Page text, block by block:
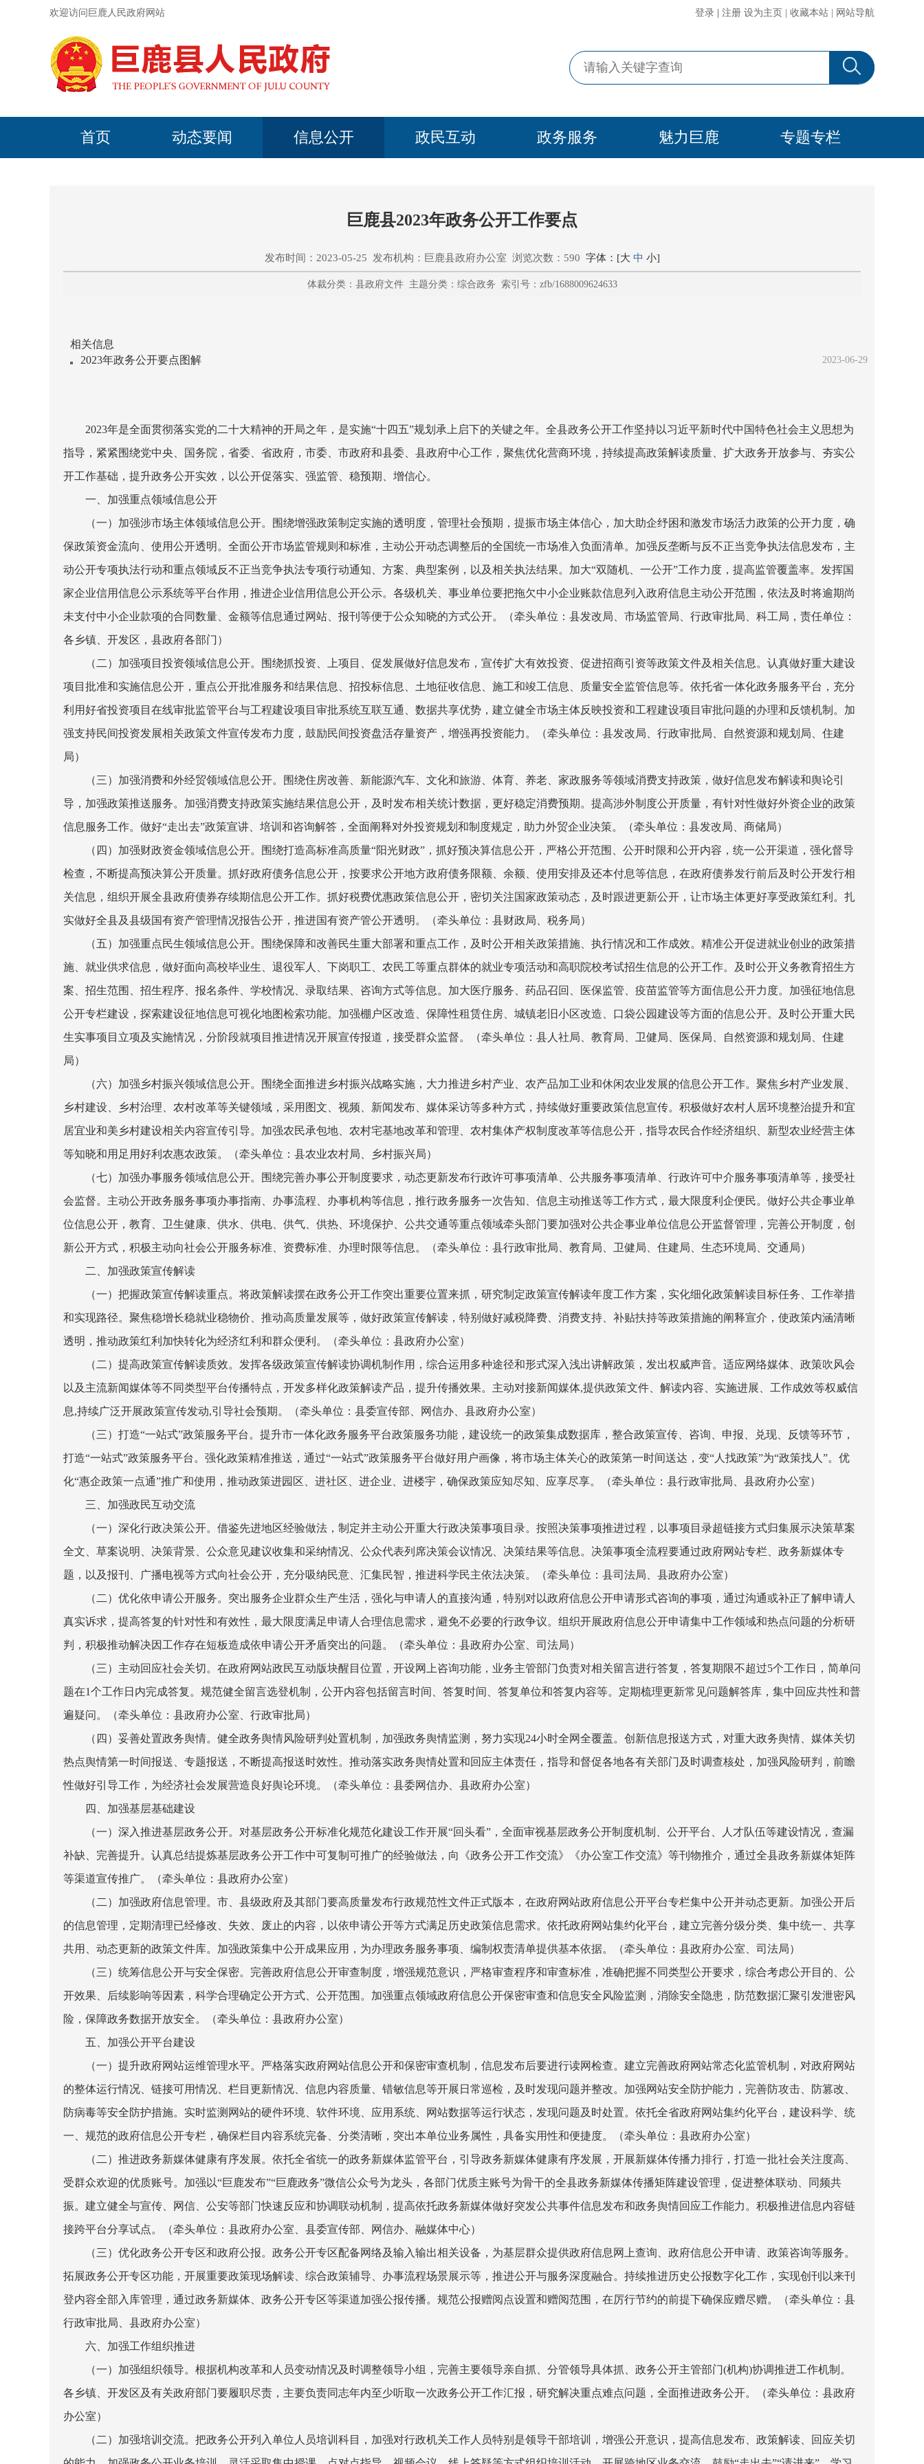
欢迎访问巨鹿人民政府网站 登录 注册 设为主页 收藏本站 网站导航
首页 动态要闻 信息公开 政民互动 政务服务 魅力巨鹿 专题专栏
巨鹿县2023年政务公开工作要点
发布时间：2023-05-25 发布机构：巨鹿县政府办公室 浏览次数：590 字体：[大 中 小]
体裁分类：县政府文件 主题分类：综合政务 索引号：zfb/1688009624633
相关信息
2023年政务公开要点图解
2023-06-29
2023年是全面贯彻落实党的二十大精神的开局之年，是实施“十四五”规划承上启下的关键之年。全县政务公开工作坚持以习近平新时代中国特色社会主义思想为
指导，紧紧围绕党中央、国务院，省委、省政府，市委、市政府和县委、县政府中心工作，聚焦优化营商环境，持续提高政策解读质量、扩大政务开放参与、夯实公
开工作基础，提升政务公开实效，以公开促落实、强监管、稳预期、增信心。
一、加强重点领域信息公开
（一）加强涉市场主体领域信息公开。
围绕增强政策制定实施的透明度，管理社会预期，提振市场主体信心，加大助企纾困和激发市场活力政策的公开力度，确
保政策资金流向、使用公开透明。全面公开市场监管规则和标准，主动公开动态调整后的全国统一市场准入负面清单。加强反垄断与反不正当竞争执法信息发布，主
动公开专项执法行动和重点领域反不正当竞争执法专项行动通知、方案、典型案例，以及相关执法结果。加大“双随机、一公开”工作力度，提高监管覆盖率。发挥国
家企业信用信息公示系统等平台作用，推进企业信用信息公开公示。各级机关、事业单位要把拖欠中小企业账款信息列入政府信息主动公开范围，依法及时将逾期尚
未支付中小企业款项的合同数量、金额等信息通过网站、报刊等便于公众知晓的方式公开。
（牵头单位：县发改局、市场监管局、行政审批局、科工局，责任单位：
各乡镇、开发区，县政府各部门）
（二）加强项目投资领域信息公开。
围绕抓投资、上项目、促发展做好信息发布，宣传扩大有效投资、促进招商引资等政策文件及相关信息。认真做好重大建设
项目批准和实施信息公开，重点公开批准服务和结果信息、招投标信息、土地征收信息、施工和竣工信息、质量安全监管信息等。依托省一体化政务服务平台，充分
利用好省投资项目在线审批监管平台与工程建设项目审批系统互联互通、数据共享优势，建立健全市场主体反映投资和工程建设项目审批问题的办理和反馈机制。加
强支持民间投资发展相关政策文件宣传发布力度，鼓励民间投资盘活存量资产，增强再投资能力。
（牵头单位：县发改局、行政审批局、自然资源和规划局、住建
局）
（三）加强消费和外经贸领域信息公开。
围绕住房改善、新能源汽车、文化和旅游、体育、养老、家政服务等领域消费支持政策，做好信息发布解读和舆论引
导，加强政策推送服务。加强消费支持政策实施结果信息公开，及时发布相关统计数据，更好稳定消费预期。提高涉外制度公开质量，有针对性做好外资企业的政策
信息服务工作。做好“走出去”政策宣讲、培训和咨询解答，全面阐释对外投资规划和制度规定，助力外贸企业决策。
（牵头单位：县发改局、商储局）
（四）加强财政资金领域信息公开。
围绕打造高标准高质量“阳光财政”，抓好预决算信息公开，严格公开范围、公开时限和公开内容，统一公开渠道，强化督导
检查，不断提高预决算公开质量。抓好政府债务信息公开，按要求公开地方政府债务限额、余额、使用安排及还本付息等信息，在政府债券发行前后及时公开发行相
关信息，组织开展全县政府债券存续期信息公开工作。抓好税费优惠政策信息公开，密切关注国家政策动态，及时跟进更新公开，让市场主体更好享受政策红利。扎
实做好全县及县级国有资产管理情况报告公开，推进国有资产管公开透明。
（牵头单位：县财政局、税务局）
（五）加强重点民生领域信息公开。
围绕保障和改善民生重大部署和重点工作，及时公开相关政策措施、执行情况和工作成效。精准公开促进就业创业的政策措
施、就业供求信息，做好面向高校毕业生、退役军人、下岗职工、农民工等重点群体的就业专项活动和高职院校考试招生信息的公开工作。及时公开义务教育招生方
案、招生范围、招生程序、报名条件、学校情况、录取结果、咨询方式等信息。加大医疗服务、药品召回、医保监管、疫苗监管等方面信息公开力度。加强征地信息
公开专栏建设，探索建设征地信息可视化地图检索功能。加强棚户区改造、保障性租赁住房、城镇老旧小区改造、口袋公园建设等方面的信息公开。及时公开重大民
生实事项目立项及实施情况，分阶段就项目推进情况开展宣传报道，接受群众监督。
（牵头单位：县人社局、教育局、卫健局、医保局、自然资源和规划局、住建
局）
（六）加强乡村振兴领域信息公开。
围绕全面推进乡村振兴战略实施，大力推进乡村产业、农产品加工业和休闲农业发展的信息公开工作。聚焦乡村产业发展、
乡村建设、乡村治理、农村改革等关键领域，采用图文、视频、新闻发布、媒体采访等多种方式，持续做好重要政策信息宣传。积极做好农村人居环境整治提升和宜
居宜业和美乡村建设相关内容宣传引导。加强农民承包地、农村宅基地改革和管理、农村集体产权制度改革等信息公开，指导农民合作经济组织、新型农业经营主体
等知晓和用足用好利农惠农政策。
（牵头单位：县农业农村局、乡村振兴局）
（七）加强办事服务领域信息公开。
围绕完善办事公开制度要求，动态更新发布行政许可事项清单、公共服务事项清单、行政许可中介服务事项清单等，接受社
会监督。主动公开政务服务事项办事指南、办事流程、办事机构等信息，推行政务服务一次告知、信息主动推送等工作方式，最大限度利企便民。做好公共企事业单
位信息公开，教育、卫生健康、供水、供电、供气、供热、环境保护、公共交通等重点领域牵头部门要加强对公共企事业单位信息公开监督管理，完善公开制度，创
新公开方式，积极主动向社会公开服务标准、资费标准、办理时限等信息。
（牵头单位：县行政审批局、教育局、卫健局、住建局、生态环境局、交通局）
二、加强政策宣传解读
（一）把握政策宣传解读重点。 将政策解读摆在政务公开工作突出重要位置来抓，研究制定政策宣传解读年度工作方案，实化细化政策解读目标任务、工作举措
和实现路径。聚焦稳增长稳就业稳物价、推动高质量发展等，做好政策宣传解读，特别做好减税降费、消费支持、补贴扶持等政策措施的阐释宣介，使政策内涵清晰
透明，推动政策红利加快转化为经济红利和群众便利。
（牵头单位：县政府办公室）
（二）提高政策宣传解读质效。 发挥各级政策宣传解读协调机制作用，综合运用多种途径和形式深入浅出讲解政策，发出权威声音。适应网络媒体、政策吹风会
以及主流新闻媒体等不同类型平台传播特点，开发多样化政策解读产品，提升传播效果。主动对接新闻媒体,提供政策文件、解读内容、实施进展、工作成效等权威信
息,持续广泛开展政策宣传发动,引导社会预期。
（牵头单位：县委宣传部、网信办、县政府办公室）
（三）打造“一站式”政策服务平台。 提升市一体化政务服务平台政策服务功能，建设统一的政策集成数据库，整合政策宣传、咨询、申报、兑现、反馈等环节，
打造“一站式”政策服务平台。强化政策精准推送，通过“一站式”政策服务平台做好用户画像，将市场主体关心的政策第一时间送达，变“人找政策”为“政策找人”。优
化“惠企政策一点通”推广和使用，推动政策进园区、进社区、进企业、进楼宇，确保政策应知尽知、应享尽享。
（牵头单位：县行政审批局、县政府办公室）
三、加强政民互动交流
（一）深化行政决策公开。 借鉴先进地区经验做法，制定并主动公开重大行政决策事项目录。按照决策事项推进过程，以事项目录超链接方式归集展示决策草案
全文、草案说明、决策背景、公众意见建议收集和采纳情况、公众代表列席决策会议情况、决策结果等信息。决策事项全流程要通过政府网站专栏、政务新媒体专
题，以及报刊、广播电视等方式向社会公开，充分吸纳民意、汇集民智，推进科学民主依法决策。
（牵头单位：县司法局、县政府办公室）
（二）优化依申请公开服务。 突出服务企业群众生产生活，强化与申请人的直接沟通，特别对以政府信息公开申请形式咨询的事项，通过沟通或补正了解申请人
真实诉求，提高答复的针对性和有效性，最大限度满足申请人合理信息需求，避免不必要的行政争议。组织开展政府信息公开申请集中工作领域和热点问题的分析研
判，积极推动解决因工作存在短板造成依申请公开矛盾突出的问题。
（牵头单位：县政府办公室、司法局）
（三）主动回应社会关切。 在政府网站政民互动版块醒目位置，开设网上咨询功能，业务主管部门负责对相关留言进行答复，答复期限不超过5个工作日，简单问
题在1个工作日内完成答复。规范健全留言选登机制，公开内容包括留言时间、答复时间、答复单位和答复内容等。定期梳理更新常见问题解答库，集中回应共性和普
遍疑问。
（牵头单位：县政府办公室、行政审批局）
（四）妥善处置政务舆情。 健全政务舆情风险研判处置机制，加强政务舆情监测，努力实现24小时全网全覆盖。创新信息报送方式，对重大政务舆情、媒体关切
热点舆情第一时间报送、专题报送，不断提高报送时效性。推动落实政务舆情处置和回应主体责任，指导和督促各地各有关部门及时调查核处，加强风险研判，前瞻
性做好引导工作，为经济社会发展营造良好舆论环境。
（牵头单位：县委网信办、县政府办公室）
四、加强基层基础建设
（一）深入推进基层政务公开。 对基层政务公开标准化规范化建设工作开展“回头看”，全面审视基层政务公开制度机制、公开平台、人才队伍等建设情况，查漏
补缺、完善提升。认真总结提炼基层政务公开工作中可复制可推广的经验做法，向《政务公开工作交流》《办公室工作交流》等刊物推介，通过全县政务新媒体矩阵
等渠道宣传推广。
（牵头单位：县政府办公室）
（二）加强政府信息管理。 市、县级政府及其部门要高质量发布行政规范性文件正式版本，在政府网站政府信息公开平台专栏集中公开并动态更新。加强公开后
的信息管理，定期清理已经修改、失效、废止的内容，以依申请公开等方式满足历史政策信息需求。依托政府网站集约化平台，建立完善分级分类、集中统一、共享
共用、动态更新的政策文件库。加强政策集中公开成果应用，为办理政务服务事项、编制权责清单提供基本依据。
（牵头单位：县政府办公室、司法局）
（三）统筹信息公开与安全保密。 完善政府信息公开审查制度，增强规范意识，严格审查程序和审查标准，准确把握不同类型公开要求，综合考虑公开目的、公
开效果、后续影响等因素，科学合理确定公开方式、公开范围。加强重点领域政府信息公开保密审查和信息安全风险监测，消除安全隐患，防范数据汇聚引发泄密风
险，保障政务数据开放安全。
（牵头单位：县政府办公室）
五、加强公开平台建设
（一）提升政府网站运维管理水平。 严格落实政府网站信息公开和保密审查机制，信息发布后要进行读网检查。建立完善政府网站常态化监管机制，对政府网站
的整体运行情况、链接可用情况、栏目更新情况、信息内容质量、错敏信息等开展日常巡检，及时发现问题并整改。加强网站安全防护能力，完善防攻击、防篡改、
防病毒等安全防护措施。实时监测网站的硬件环境、软件环境、应用系统、网站数据等运行状态，发现问题及时处置。依托全省政府网站集约化平台，建设科学、统
一、规范的政府信息公开专栏，确保栏目内容系统完备、分类清晰，突出本单位业务属性，具备实用性和便捷度。
（牵头单位：县政府办公室）
（二）推进政务新媒体健康有序发展。 依托全省统一的政务新媒体监管平台，引导政务新媒体健康有序发展，开展新媒体传播力排行，打造一批社会关注度高、
受群众欢迎的优质账号。加强以“巨鹿发布”“巨鹿政务”微信公众号为龙头，各部门优质主账号为骨干的全县政务新媒体传播矩阵建设管理，促进整体联动、同频共
振。建立健全与宣传、网信、公安等部门快速反应和协调联动机制，提高依托政务新媒体做好突发公共事件信息发布和政务舆情回应工作能力。积极推进信息内容链
接跨平台分享试点。
（牵头单位：县政府办公室、县委宣传部、网信办、融媒体中心）
（三）优化政务公开专区和政府公报。 政务公开专区配备网络及输入输出相关设备，为基层群众提供政府信息网上查询、政府信息公开申请、政策咨询等服务。
拓展政务公开专区功能，开展重要政策现场解读、综合政策辅导、办事流程场景展示等，推进公开与服务深度融合。持续推进历史公报数字化工作，实现创刊以来刊
登内容全部入库管理，通过政务新媒体、政务公开专区等渠道加强公报传播。规范公报赠阅点设置和赠阅范围，在厉行节约的前提下确保应赠尽赠。
（牵头单位：县
行政审批局、县政府办公室）
六、加强工作组织推进
（一）加强组织领导。 根据机构改革和人员变动情况及时调整领导小组，完善主要领导亲自抓、分管领导具体抓、政务公开主管部门(机构)协调推进工作机制。
各乡镇、开发区及有关政府部门要履职尽责，主要负责同志年内至少听取一次政务公开工作汇报，研究解决重点难点问题，全面推进政务公开。
（牵头单位：县政府
办公室）
（二）加强培训交流。 把政务公开列入单位人员培训科目，加强对行政机关工作人员特别是领导干部培训，增强公开意识，提高信息发布、政策解读、回应关切